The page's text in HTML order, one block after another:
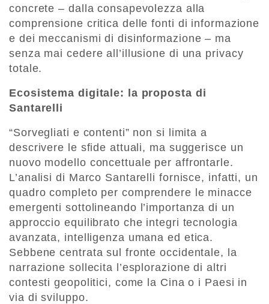
concrete – dalla consapevolezza alla
comprensione critica delle fonti di informazione
e dei meccanismi di disinformazione – ma
senza mai cedere all’illusione di una privacy
totale.
Ecosistema digitale: la proposta di
Santarelli
“Sorvegliati e contenti” non si limita a
descrivere le sfide attuali, ma suggerisce un
nuovo modello concettuale per affrontarle.
L’analisi di Marco Santarelli fornisce, infatti, un
quadro completo per comprendere le minacce
emergenti sottolineando l’importanza di un
approccio equilibrato che integri tecnologia
avanzata, intelligenza umana ed etica.
Sebbene centrata sul fronte occidentale, la
narrazione sollecita l’esplorazione di altri
contesti geopolitici, come la Cina o i Paesi in
via di sviluppo.